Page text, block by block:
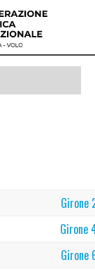
Girone
Girone
Girone